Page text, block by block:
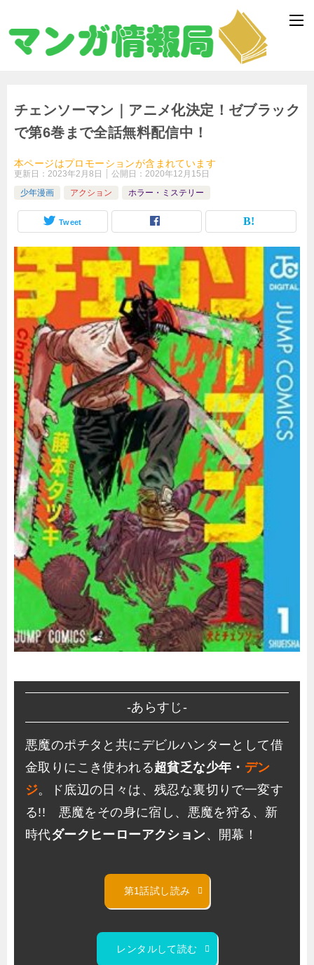
チェンソーマン｜アニメ化決定！ゼブラック
で第6巻まで全話無料配信中！
本ページはプロモーションが含まれています
更新日： 2023年2月8日 公開日： 2020年12月15日
少年漫画
アクション ホラー・ミステリー
Tweet
-あらすじ-
悪魔のポチタと共にデビルハンターとして借
金取りにこき使われる超貧乏な少年・ デン
ジ。ド底辺の日々は、残忍な裏切りで一変す
る!! 悪魔をその身に宿し、悪魔を狩る、新
時代ダークヒーローアクション、開幕！
第1話試し読み
レンタルして読む